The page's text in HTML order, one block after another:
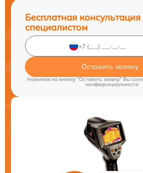
Бесплатная консультация
специалистом
Оставить заявку
Нажимая на кнопку "Оставить заявку" Вы
конфиденциальности